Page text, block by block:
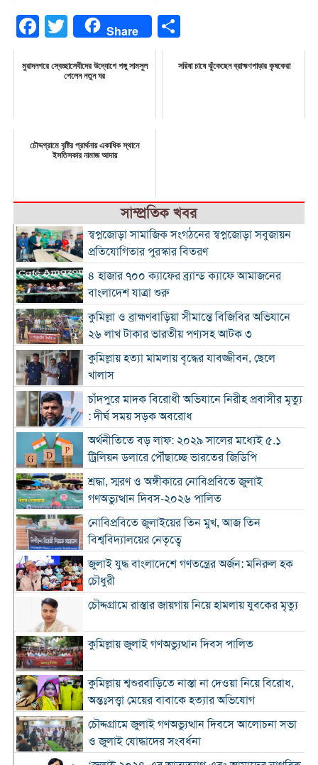
Facebook
Twitter Share
মুরাদনগরে স্বেচ্ছাসেবীদের উদ্যোগে পঙ্গু সামসুল
পেলেন নতুন ঘর
সরিষা চাষে ঝুঁকেছেন ব্রাহ্মণপাড়ার কৃষকেরা
চৌদ্দগ্রামে বৃষ্টির প্রার্থনায় একাধিক স্থানে
ইসতিসকার নামাজ আদায়
সাম্প্রতিক খবর
স্বপ্নজোড়া সামাজিক সংগঠনের স্বপ্নজোড়া সবুজায়ন
প্রতিযোগিতার পুরস্কার বিতরণ
৪ হাজার ৭০০ ক্যাফের ব্র্যান্ড ক্যাফে আমাজনের
বাংলাদেশ যাত্রা শুরু
কুমিল্লা ও ব্রাহ্মণবাড়িয়া সীমান্তে বিজিবির অভিযানে
২৬ লাখ টাকার ভারতীয় পণ্যসহ আটক ৩
কুমিল্লায় হত্যা মামলায় বৃদ্ধের যাবজ্জীবন, ছেলে
খালাস
চাঁদপুরে মাদক বিরোধী অভিযানে নিরীহ প্রবাসীর মৃত্যু
: দীর্ঘ সময় সড়ক অবরোধ
অর্থনীতিতে বড় লাফ: ২০২৯ সালের মধ্যেই ৫.১
ট্রিলিয়ন ডলারে পৌঁছাচ্ছে ভারতের জিডিপি
শ্রদ্ধা, স্মরণ ও অঙ্গীকারে নোবিপ্রবিতে জুলাই
গণঅভ্যুত্থান দিবস-২০২৬ পালিত
নোবিপ্রবিতে জুলাইয়ের তিন মুখ, আজ তিন
বিশ্ববিদ্যালয়ের নেতৃত্বে
জুলাই যুদ্ধ বাংলাদেশে গণতন্ত্রের অর্জন: মনিরুল হক
চৌধুরী
চৌদ্দগ্রামে রাস্তার জায়গায় নিয়ে হামলায় যুবকের মৃত্যু
কুমিল্লায় জুলাই গণঅভ্যুত্থান দিবস পালিত
কুমিল্লায় শ্বশুরবাড়িতে নাস্তা না দেওয়া নিয়ে বিরোধ,
অন্তঃসত্ত্বা মেয়ের বাবাকে হত্যার অভিযোগ
চৌদ্দগ্রামে জুলাই গণঅভ্যুত্থান দিবসে আলোচনা সভা
ও জুলাই যোদ্ধাদের সংবর্ধনা